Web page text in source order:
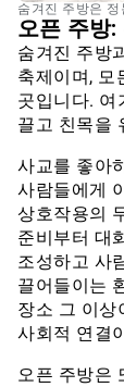
숨겨진 주방은
오픈 주방
숨겨진 주방
축제이며, 모
곳입니다. 여
끌고 친목을
사교를 좋아
사람들에게
상호작용의
준비부터 대
조성하고 사
끌어들이는
장소 그 이상
사회적 연결
오픈 주방은